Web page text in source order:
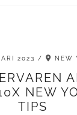
2023 NEW
NEW
TIPS